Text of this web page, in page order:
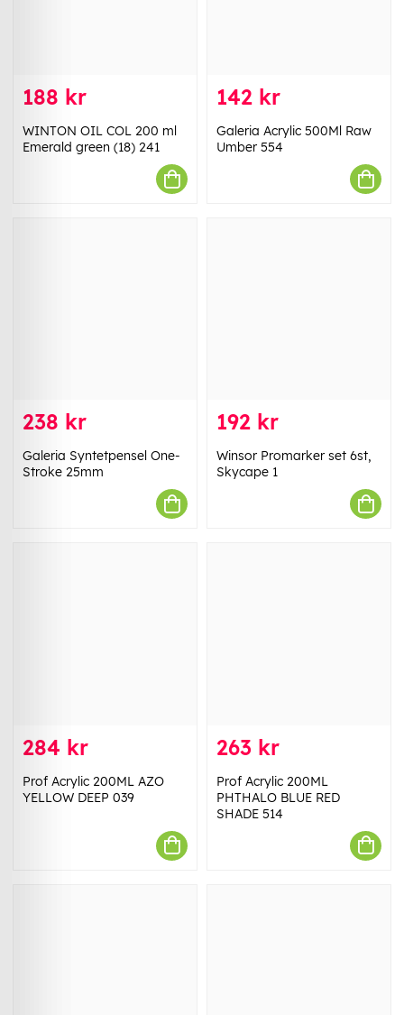
188 kr
WINTON OIL COL 200 ml
Emerald green (18) 241
142 kr
Galeria Acrylic 500Ml Raw
Umber 554
238 kr
Galeria Syntetpensel One-
Stroke 25mm
192 kr
Winsor Promarker set 6st,
Skycape 1
284 kr
Prof Acrylic 200ML AZO
YELLOW DEEP 039
263 kr
Prof Acrylic 200ML
PHTHALO BLUE RED
SHADE 514